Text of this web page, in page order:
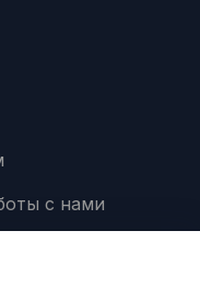
с нами